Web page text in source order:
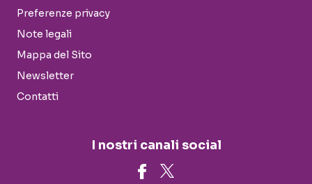
Preferenze privacy
Note legali
Mappa del Sito
Newsletter
Contatti
I nostri canali social